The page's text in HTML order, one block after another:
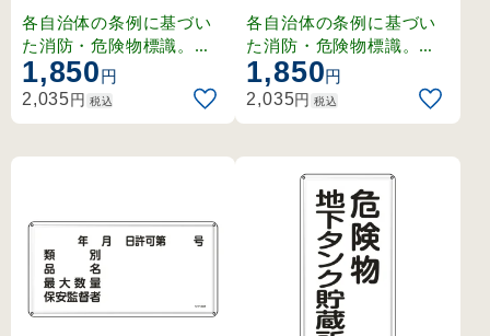
mm 注水厳禁 スチー
ル (53151)
各自治体の条例に基づい
た消防・危険物標識。強
度を確保しつつ軽量化さ
れた明治山型仕様。
1,850円
2,035円 税込
mm 危険物一般取扱所
スチール (53112)
各自治体の条例に基づい
た消防・危険物標識。強
度を確保しつつ軽量化さ
れた明治山型仕様。
1,850円
2,035円 税込